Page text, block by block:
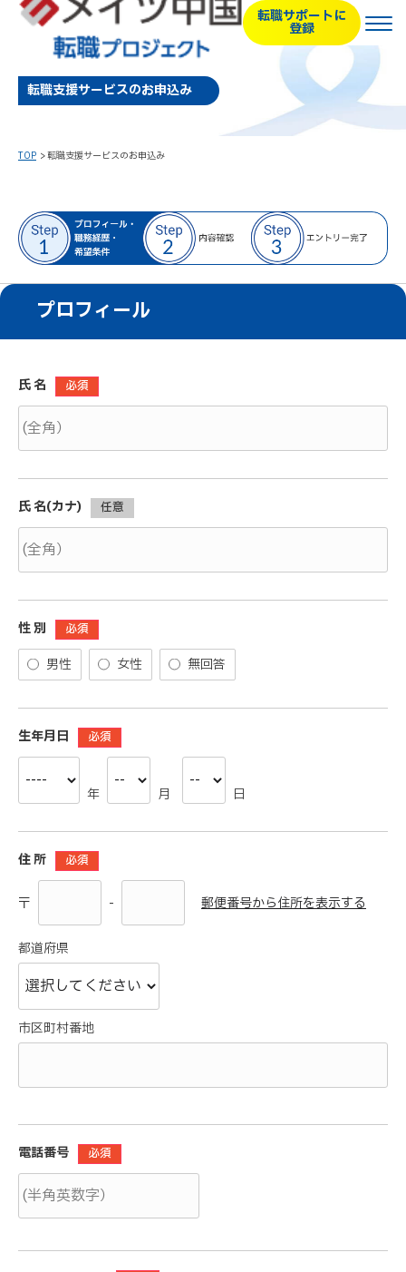
転職サポートに
登録
転職支援サービスのお申込み
TOP 転職支援サービスのお申込み
プロフィール
氏 名 必須
氏 名(カナ) 任意
性 別 必須
男性 女性 無回答
生年月日 必須
年 月 日
住 所 必須
〒 - 郵便番号から住所を表示する
都道府県
市区町村番地
電話番号 必須